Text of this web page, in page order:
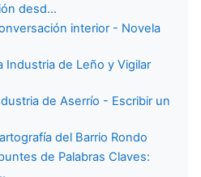
desd...
interior - Novela
Industria de Leño y Vigilar
de Aserrío - Escribir un
del Barrio Rondo
de Palabras Claves: